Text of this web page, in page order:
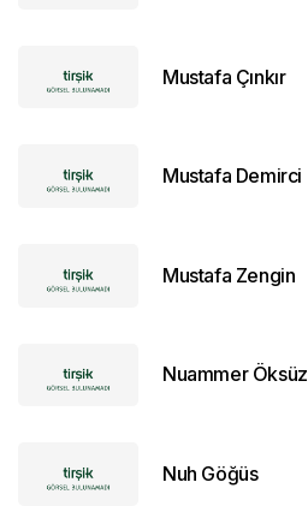
Mustafa Çınkır
Mustafa Demirci
Mustafa Zengin
Nuammer Öksüz
Nuh Göğüs